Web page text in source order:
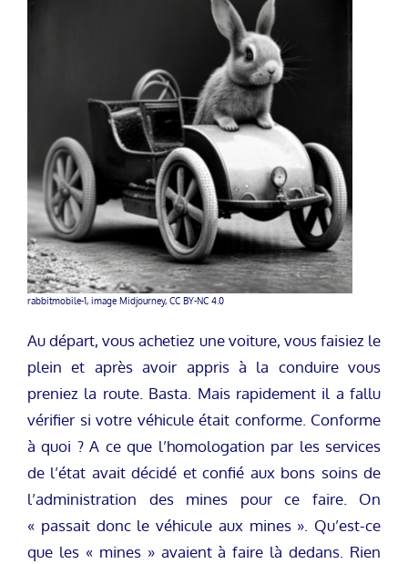
rabbitmobile-1, image Midjourney, CC BY-NC 4.0
Au départ, vous achetiez une voiture, vous faisiez le
plein et après avoir appris à la conduire vous
preniez la route. Basta. Mais rapidement il a fallu
vérifier si votre véhicule était conforme. Conforme
à quoi ? A ce que l’homologation par les services
de l’état avait décidé et confié aux bons soins de
l’administration des mines pour ce faire. On
« passait donc le véhicule aux mines ». Qu’est-ce
que les « mines » avaient à faire là dedans. Rien